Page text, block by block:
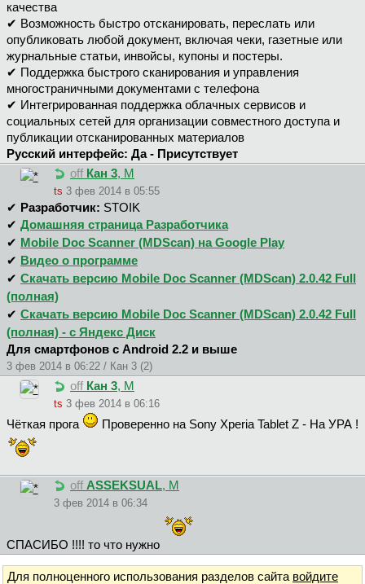
качества
✔ Возможность быстро отсканировать, переслать или
опубликовать любой документ, включая чеки, газетные или
журнальные статьи, инвойсы, купоны и постеры.
✔ Поддержка быстрого сканирования и управления
многостраничными документами с телефона
✔ Интегрированная поддержка облачных сервисов и
социальных сетей для организации совместного доступа и
публикации отсканированных материалов
Русский интерфейс: Да - Присутствует
off Кан 3, М
ts 3 фев 2014 в 05:55
✔ Разработчик: STOIK
✔ Домашняя страница Разработчика
✔ Mobile Doc Scanner (MDScan) на Google Play
✔ Видео о программе
✔ Скачать версию Mobile Doc Scanner (MDScan) 2.0.42 Full
(полная)
✔ Скачать версию Mobile Doc Scanner (MDScan) 2.0.42 Full
(полная) - с Яндекс Диск
Для смартфонов с Android 2.2 и выше
3 фев 2014 в 06:22 / Кан 3 (2)
off Кан 3, М
ts 3 фев 2014 в 06:16
Чёткая прога Проверенно на Sony Xperia Tablet Z - На УРА !
off ASSEKSUAL, М
3 фев 2014 в 06:34
СПАСИБО !!!! то что нужно
Для полноценного использования разделов сайта войдите